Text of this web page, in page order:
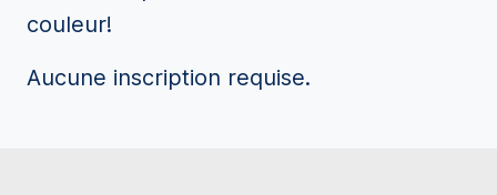
couleur!
Aucune inscription requise.